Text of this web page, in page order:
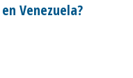
Venezuela?